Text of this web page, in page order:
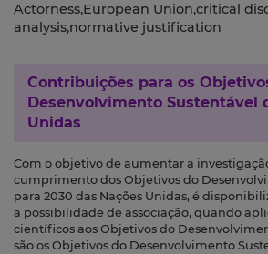
Actorness,European Union,critical
analysis,normative justification
Contribuições para os
Desenvolvimento Sustentável
Unidas
Com o objetivo de aumentar a
cumprimento dos Objetivos do
para 2030 das Nações Unidas, é
a possibilidade de associação, quando
científicos aos Objetivos do
são os Objetivos do Desenvolvimento